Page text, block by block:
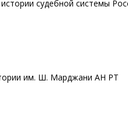
судебной системы
им. Ш. Марджани АН РТ